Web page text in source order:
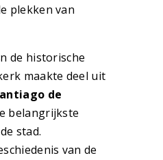
plekken van
de historische
maakte deel uit
de
belangrijkste
stad.
van de